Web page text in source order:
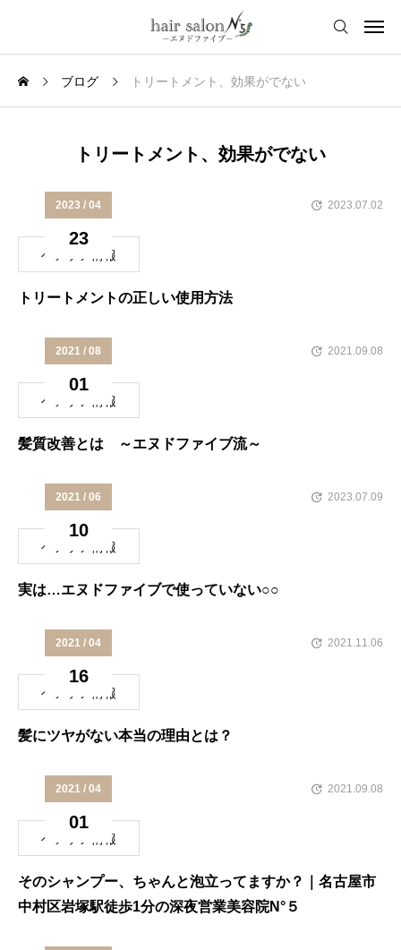
ブログ トリートメント、効果がでない
トリートメント、効果がでない
2023 / 04
23
2023.07.02
ヘアケア情報
トリートメントの正しい使用方法
2021 / 08
01
2021.09.08
ヘアケア情報
髪質改善とは ～エヌドファイブ流～
2021 / 06
10
2023.07.09
ヘアケア情報
実は…エヌドファイブで使っていない○○
2021 / 04
16
2021.11.06
ヘアケア情報
髪にツヤがない本当の理由とは？
2021 / 04
01
2021.09.08
ヘアケア情報
そのシャンプー、ちゃんと泡立ってますか？｜名古屋市
中村区岩塚駅徒歩1分の深夜営業美容院N°５